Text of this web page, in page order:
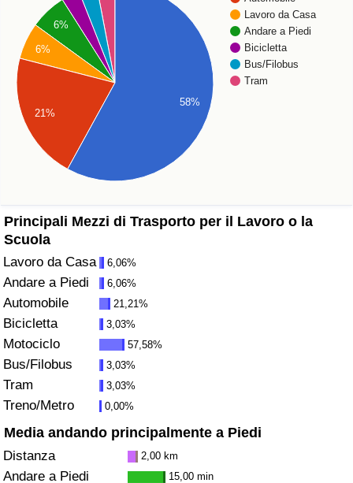
Lavoro da Casa
Andare a Piedi
Bicicletta
Bus/Filobus
Tram
6%
6%
21%
58%
Principali Mezzi di Trasporto per il Lavoro o la
Scuola
Lavoro da Casa 6,06%
Andare a Piedi 6,06%
Automobile 21,21%
Bicicletta 3,03%
Motociclo 57,58%
Bus/Filobus 3,03%
Tram 3,03%
Treno/Metro 0,00%
Media andando principalmente a Piedi
Distanza 2,00 km
Andare a Piedi 15,00 min
Assistenza Sanitaria
Indice dell’Assistenza Sanitaria (Corrente)
Indice dell’Assistenza Sanitaria
Indice dell’Assistenza Sanitaria per
Nazione
Inquinamento
Indice dell’Inquinamento (Corrente)
Indice di inquinamento
Indice dell’Inquinamento per Nazione
Traffico
Indice del Traffico
Indice del traffico (Corrente)